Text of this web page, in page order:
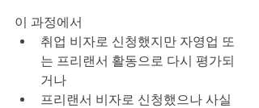
이 과정에서
취업 비자로 신청했지만 자영업 또
는 프리랜서 활동으로 다시 평가되
거나
프리랜서 비자로 신청했으나 사실